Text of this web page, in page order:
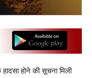
होने की सूचना मिली